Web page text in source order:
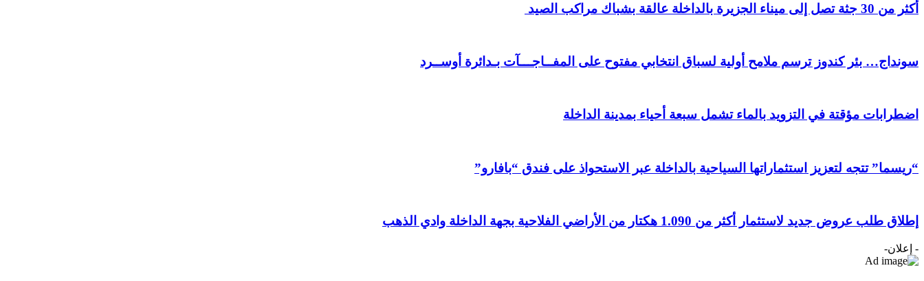
أكثر من 30 جثة تصل إلى ميناء الجزيرة بالداخلة عالقة بشباك مراكب الصيد
سونداج… بئر كندوز ترسم ملامح أولية لسباق انتخابي مفتوح على المفــاجـــآت بـدائرة أوســرد
اضطرابات مؤقتة في التزويد بالماء تشمل سبعة أحياء بمدينة الداخلة
“ريسما” تتجه لتعزيز استثماراتها السياحية بالداخلة عبر الاستحواذ على فندق “بافارو”
إطلاق طلب عروض جديد لاستثمار أكثر من 1.090 هكتار من الأراضي الفلاحية بجهة الداخلة وادي الذهب
- إعلان-